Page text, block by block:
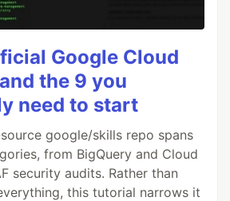
Google Cloud
the 9 you
need to start
google/skills repo spans
from BigQuery and Cloud
security audits. Rather than
this tutorial narrows it